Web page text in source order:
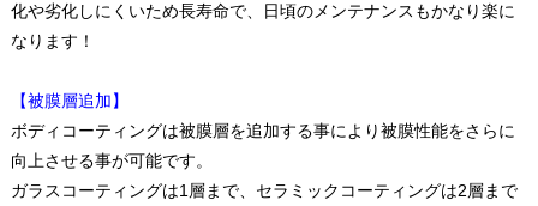
化や劣化しにくいため長寿命で、日頃のメンテナンスもかなり楽に
なります！
【被膜層追加】
ボディコーティングは被膜層を追加する事により被膜性能をさらに
向上させる事が可能です。
ガラスコーティングは1層まで、セラミックコーティングは2層まで